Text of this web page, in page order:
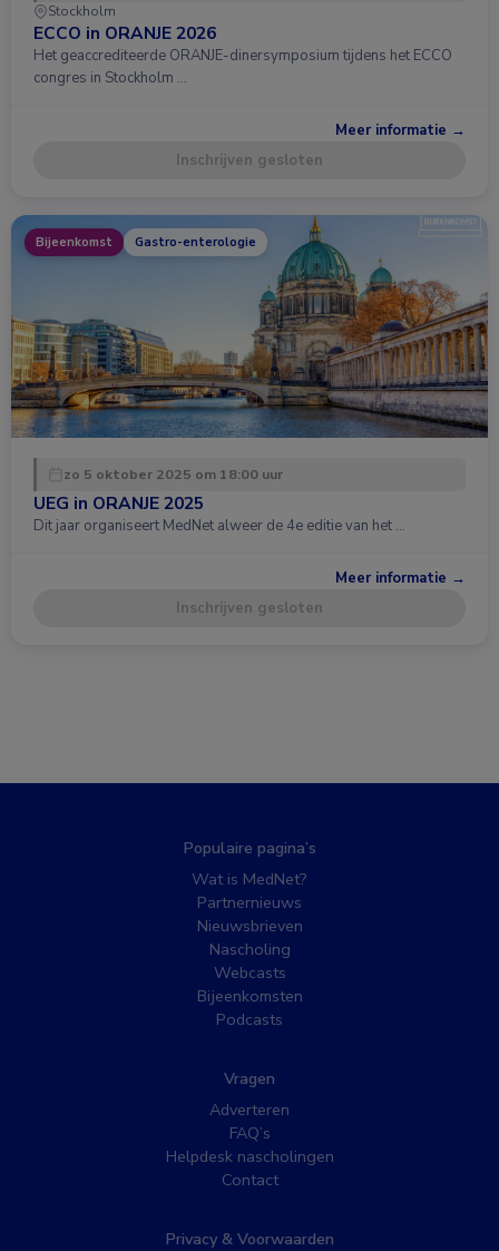
Stockholm
ECCO in ORANJE 2026
Het geaccrediteerde ORANJE-dinersymposium tijdens het ECCO
congres in Stockholm …
Meer informatie →
Inschrijven gesloten
Bijeenkomst Gastro-enterologie
zo 5 oktober 2025 om 18:00 uur
UEG in ORANJE 2025
Dit jaar organiseert MedNet alweer de 4e editie van het …
Meer informatie →
Inschrijven gesloten
Populaire pagina’s
Wat is MedNet?
Partnernieuws
Nieuwsbrieven
Nascholing
Webcasts
Bijeenkomsten
Podcasts
Vragen
Adverteren
FAQ’s
Helpdesk nascholingen
Contact
Privacy & Voorwaarden